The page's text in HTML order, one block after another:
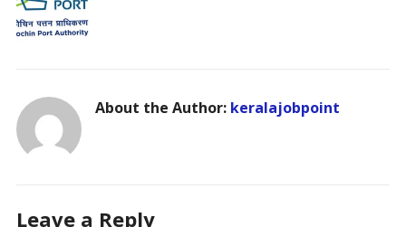
About the Author: keralajobpoint
Leave a Reply